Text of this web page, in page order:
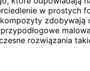
w prostych
rozwiązania